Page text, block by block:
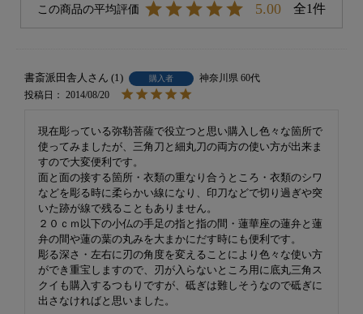
5.00 1
書斎派田舎人 1 購入者 神奈川県 60代
投稿日
2014/08/20
現在彫っている弥勒菩薩で役立つと思い購入し色々な箇所で
使ってみましたが、三角刀と細丸刀の両方の使い方が出来ま
すので大変便利です。
面と面の接する箇所・衣類の重なり合うところ・衣類のシワ
などを彫る時に柔らかい線になり、印刀などで切り過ぎや突
いた跡が線で残ることもありません。
２０ｃｍ以下の小仏の手足の指と指の間・蓮華座の蓮弁と蓮
弁の間や蓮の葉の丸みを大まかにだす時にも便利です。
彫る深さ・左右に刃の角度を変えることにより色々な使い方
ができ重宝しますので、刃が入らないところ用に底丸三角ス
クイも購入するつもりですが、砥ぎは難しそうなので砥ぎに